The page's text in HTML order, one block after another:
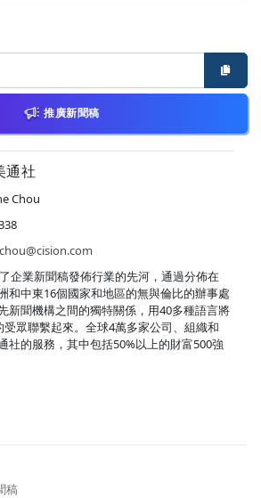
推廣新聞稿
通社
Chou
企業新聞稿發佈行業的先河，通過分佈在
和中東16個國家和地區的無與倫比的辦事處
新聞機構之間的獨特關係，用40多種語言將
眾聯繫起來。全球4萬多家公司、組織和
社的服務，其中包括50%以上的財富500強
稿